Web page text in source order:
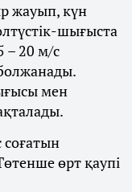
жауып, күн
шығыста
– 20 м/с
мен
соғатын
өрт қаупі